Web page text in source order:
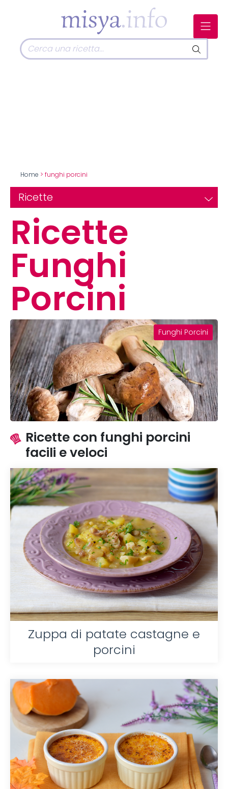
Home > funghi porcini
Ricette
Ricette
Funghi
Porcini
Funghi Porcini
Ricette con funghi porcini
facili e veloci
Zuppa di patate castagne e
porcini